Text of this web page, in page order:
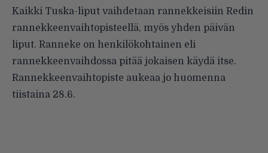
Kaikki Tuska-liput vaihdetaan rannekkeisiin Redin
rannekkeenvaihtopisteellä, myös yhden päivän
liput. Ranneke on henkilökohtainen eli
rannekkeenvaihdossa pitää jokaisen käydä itse.
Rannekkeenvaihtopiste aukeaa jo huomenna
tiistaina 28.6.